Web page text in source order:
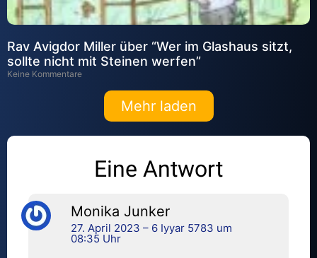
Rav Avigdor Miller über “Wer im Glashaus sitzt,
sollte nicht mit Steinen werfen”
Keine Kommentare
Mehr laden
Eine Antwort
Monika Junker
27. April 2023 – 6 Iyyar 5783 um
08:35 Uhr